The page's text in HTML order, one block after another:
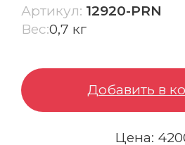
Гидрография
Бампер защитный
Отражатели и цели
Артикул: 12920-PRN
Вес:0,7 кг
Добавить в
Цена: